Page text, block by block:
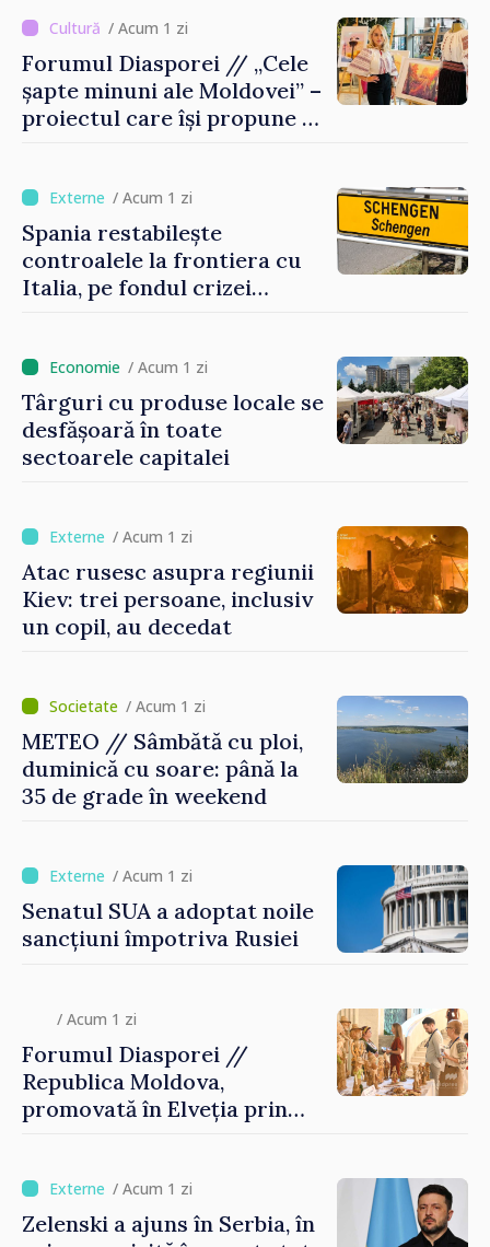
/ Acum 1 zi
Forumul Diasporei // „Cele
șapte minuni ale Moldovei” –
proiectul care își propune să
/ Acum 1 zi
Spania restabilește
controalele la frontiera cu
Italia, pe fondul crizei
/ Acum 1 zi
Târguri cu produse locale se
desfășoară în toate
sectoarele capitalei
/ Acum 1 zi
Atac rusesc asupra regiunii
Kiev: trei persoane, inclusiv
un copil, au decedat
/ Acum 1 zi
METEO // Sâmbătă cu ploi,
duminică cu soare: până la
35 de grade în weekend
/ Acum 1 zi
Senatul SUA a adoptat noile
sancțiuni împotriva Rusiei
/ Acum 1 zi
Forumul Diasporei //
Republica Moldova,
promovată în Elveția prin
/ Acum 1 zi
Zelenski a ajuns în Serbia, în